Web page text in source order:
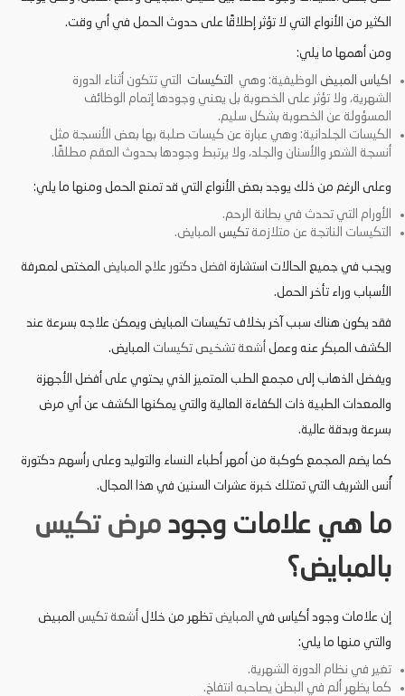
الكثير من الأنواع التي لا تؤثر إطلاقًا على حدوث الحمل في أي وقت.
ومن أهمها ما يلي:
اكياس المبيض الوظيفية: وهي التكيسات
التي تتكون أثناء الدورة
الشهرية، ولا تؤثر على الخصوبة بل يعني وجودها إتمام الوظائف
المسؤولة عن الخصوبة بشكل سليم.
الكيسات الجلدانية: وهي عبارة عن كيسات صلبة بها بعض الأنسجة مثل
أنسجة الشعر والأسنان والجلد، ولا يرتبط وجودها بحدوث العقم مطلقًا.
وعلى الرغم من ذلك يوجد بعض الأنواع التي قد تمنع الحمل ومنها ما يلي:
الأورام التي تحدث في بطانة الرحم.
التكيسات الناتجة عن متلازمة تكيس المبايض.
ويجب في جميع الحالات استشارة افضل دكتور علاج المبايض المختص لمعرفة
الأسباب وراء تأخر الحمل.
فقد يكون هناك سبب آخر بخلاف تكيسات المبايض ويمكن علاجه بسرعة عند
الكشف المبكر عنه وعمل أشعة تشخيص تكيسات المبايض.
ويفضل الذهاب إلى مجمع الطب المتميز الذي يحتوي على أفضل الأجهزة
والمعدات الطبية ذات الكفاءة العالية والتي يمكنها الكشف عن أي مرض
بسرعة وبدقة عالية.
كما يضم المجمع كوكبة من أمهر أطباء النساء والتوليد وعلى رأسهم دكتورة
أُنس الشريف التي تمتلك خبرة عشرات السنين في هذا المجال.
ما هي علامات وجود مرض تكيس
بالمبايض؟
إن علامات وجود أكياس في المبايض تظهر من خلال أشعة تكيس المبيض
والتي منها ما يلي:
تغير في نظام الدورة الشهرية.
كما يظهر ألم في البطن يصاحبه انتفاخ.